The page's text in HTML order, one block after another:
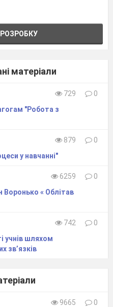
матеріали
729
0
"Робота з
879
0
у навчанні"
6259
0
Воронько « Облітав
742
0
учнів шляхом
зв’язків
9665
0